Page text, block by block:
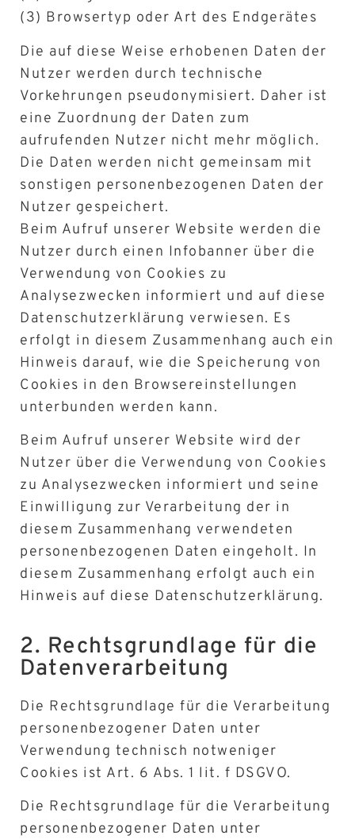
(3) Browsertyp oder Art des Endgerätes
Die auf diese Weise erhobenen Daten der
Nutzer werden durch technische
Vorkehrungen pseudonymisiert. Daher ist
eine Zuordnung der Daten zum
aufrufenden Nutzer nicht mehr möglich.
Die Daten werden nicht gemeinsam mit
sonstigen personenbezogenen Daten der
Nutzer gespeichert.
Beim Aufruf unserer Website werden die
Nutzer durch einen Infobanner über die
Verwendung von Cookies zu
Analysezwecken informiert und auf diese
Datenschutzerklärung verwiesen. Es
erfolgt in diesem Zusammenhang auch ein
Hinweis darauf, wie die Speicherung von
Cookies in den Browsereinstellungen
unterbunden werden kann.
Beim Aufruf unserer Website wird der
Nutzer über die Verwendung von Cookies
zu Analysezwecken informiert und seine
Einwilligung zur Verarbeitung der in
diesem Zusammenhang verwendeten
personenbezogenen Daten eingeholt. In
diesem Zusammenhang erfolgt auch ein
Hinweis auf diese Datenschutzerklärung.
2. Rechtsgrundlage für die
Datenverarbeitung
Die Rechtsgrundlage für die Verarbeitung
personenbezogener Daten unter
Verwendung technisch notweniger
Cookies ist Art. 6 Abs. 1 lit. f DSGVO.
Die Rechtsgrundlage für die Verarbeitung
personenbezogener Daten unter